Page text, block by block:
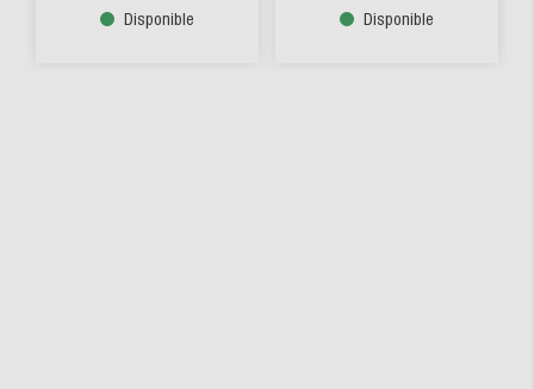
Disponible Disponible